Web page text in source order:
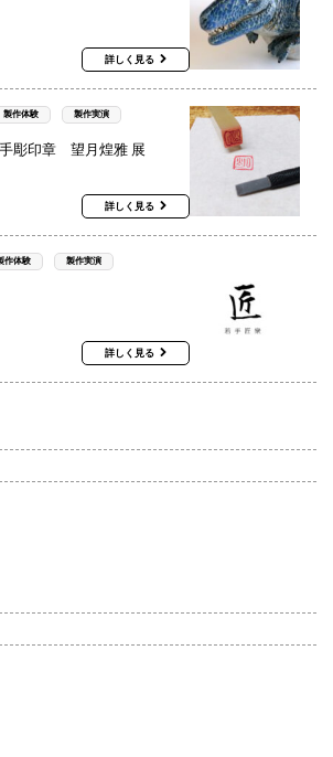
詳しく見る
製作体験 製作実演
彫印章 望月煌雅 展
詳しく見る
作体験 製作実演
詳しく見る